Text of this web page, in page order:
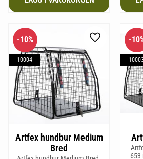
Artfex hundbur Medium
Bred
10%
10004
Lägg till i
653
10